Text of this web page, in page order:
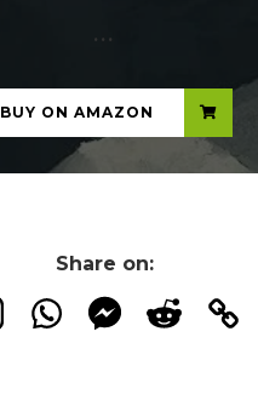
...
BUY ON AMAZON
Share on: